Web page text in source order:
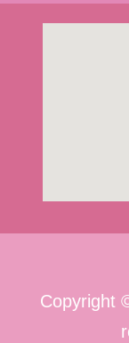
Copyright